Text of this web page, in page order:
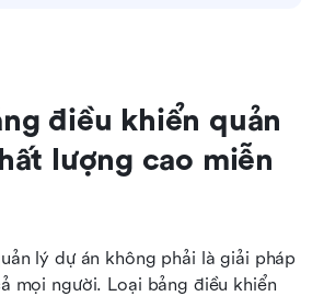
điều khiển quản
lượng cao miễn
lý dự án không phải là giải pháp
mọi người. Loại bảng điều khiển